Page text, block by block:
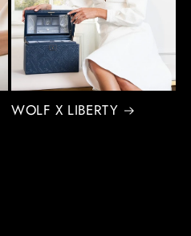
WOLF X LIBERTY